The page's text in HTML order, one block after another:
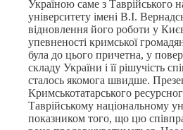
Україною саме з Таврійського
університету імені В.І.
відновлення його роботи у
упевненості кримської
була до цього причетна, у
складу України і її рішучість
сталось якомога швидше.
Кримськотатарського
Таврійському національному
показником того, що цю